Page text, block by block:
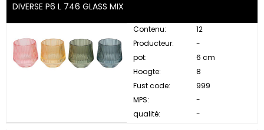
DIVERSE P6 L 746 GLASS MIX
Contenu:
12
Producteur:
-
pot:
6 cm
Hoogte:
8
Fust code:
999
MPS:
-
qualité:
-